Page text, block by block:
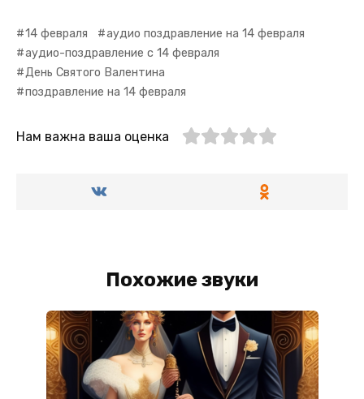
14 февраля
аудио поздравление на 14 февраля
аудио-поздравление с 14 февраля
День Святого Валентина
поздравление на 14 февраля
Нам важна ваша оценка
Похожие звуки